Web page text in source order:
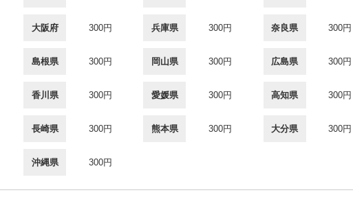
大阪府 300円 兵庫県 300円 奈良県 300円
島根県 300円 岡山県 300円 広島県 300円
香川県 300円 愛媛県 300円 高知県 300円
長崎県 300円 熊本県 300円 大分県 300円
沖縄県 300円